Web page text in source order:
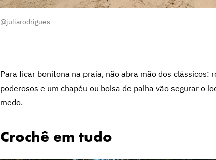
@juliarodrigues
Para ficar bonitona na praia, não abra mão dos clássicos:
poderosos e um chapéu ou bolsa de palha vão segurar o
medo.
Crochê em tudo